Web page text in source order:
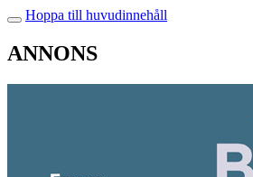
Hoppa till huvudinnehåll
ANNONS